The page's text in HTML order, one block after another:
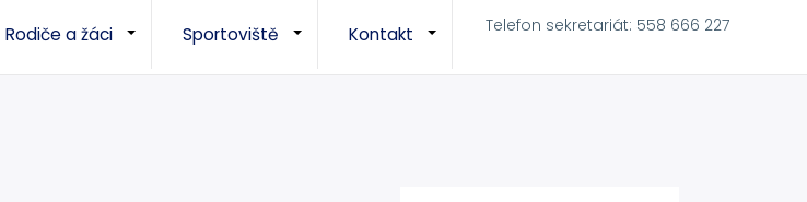
Telefon sekretariát: 558 666 227
+
Rodiče a žáci +
Sportoviště +
Kontakt